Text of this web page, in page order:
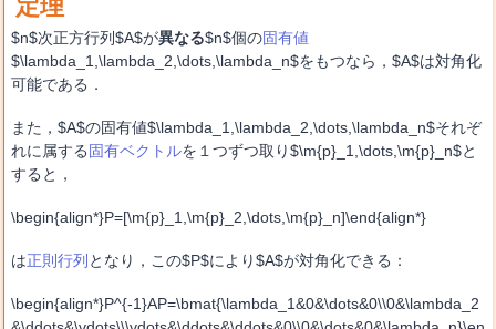
$n$次正方行列$A$が異なる$n$個の固有値
$\lambda_1,\lambda_2,\dots,\lambda_n$をもつなら，$A$は対角化
可能である．
また，$A$の固有値$\lambda_1,\lambda_2,\dots,\lambda_n$それぞ
れに属する 固有ベクトルを１つずつ取り$\m{p}_1,\dots,\m{p}_n$と
すると，
\begin{align*}P=[\m{p}_1,\m{p}_2,\dots,\m{p}_n]\end{align*}
は正則行列 となり，この$P$により$A$が対角化できる：
\begin{align*}P^{-1}AP=\bmat{\lambda_1&0&\dots&0\\0&\lambda_2